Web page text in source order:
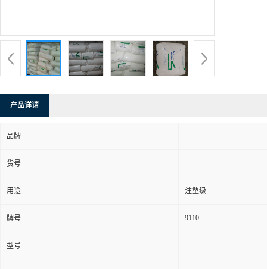
产品详请
品牌
货号
用途 注塑级
牌号 9110
型号